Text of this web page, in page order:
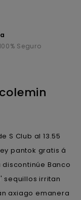
Seguro
S Club al 13.55
pantok gratis á
Banco
sequillos irritan
axiago emanera